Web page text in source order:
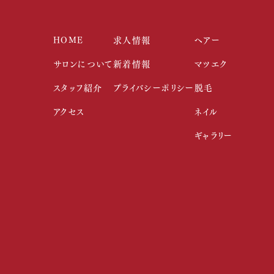
HOME
サロンについて
スタッフ紹介
アクセス
求人情報
新着情報
プライバシーポリシー
ヘアー
マツエク
脱毛
ネイル
ギャラリー